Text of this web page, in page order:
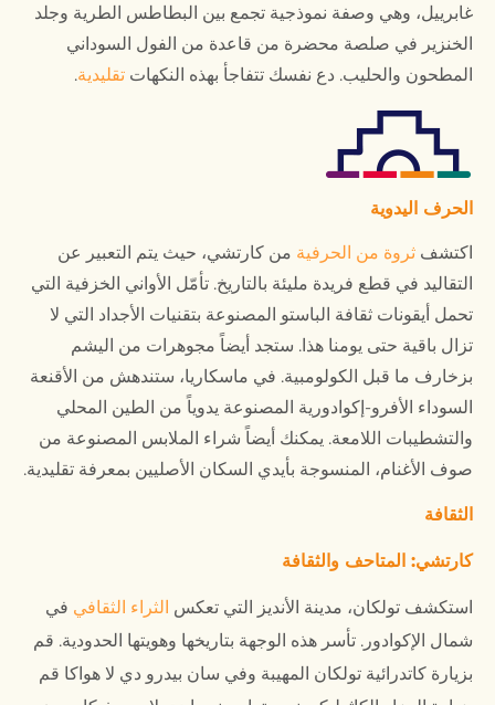
غابرييل، وهي وصفة نموذجية تجمع بين البطاطس الطرية وجلد
الخنزير في صلصة محضرة من قاعدة من الفول السوداني
المطحون والحليب. دع نفسك تتفاجأ بهذه النكهات تقليدية.
الحرف اليدوية
اكتشف ثروة من الحرفية من كارتشي، حيث يتم التعبير عن
التقاليد في قطع فريدة مليئة بالتاريخ. تأمّل الأواني الخزفية التي
تحمل أيقونات ثقافة الباستو المصنوعة بتقنيات الأجداد التي لا
تزال باقية حتى يومنا هذا. ستجد أيضاً مجوهرات من اليشم
بزخارف ما قبل الكولومبية. في ماسكاريا، ستندهش من الأقنعة
السوداء الأفرو-إكوادورية المصنوعة يدوياً من الطين المحلي
والتشطيبات اللامعة. يمكنك أيضاً شراء الملابس المصنوعة من
صوف الأغنام، المنسوجة بأيدي السكان الأصليين بمعرفة تقليدية.
الثقافة
كارتشي: المتاحف والثقافة
استكشف تولكان، مدينة الأنديز التي تعكس الثراء الثقافي في
شمال الإكوادور. تأسر هذه الوجهة بتاريخها وهويتها الحدودية. قم
بزيارة كاتدرائية تولكان المهيبة وفي سان بيدرو دي لا هواكا قم